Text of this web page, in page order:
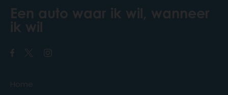
Een auto waar ik wil, wanneer
ik wil
Home